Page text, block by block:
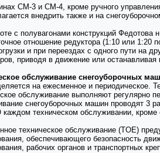
СМ-3 и СМ-4, кроме ручного
внедрить также и на
с полувагонами конструкций
отношение редуктора (1:10 или 1:20
и при переездах с одного пути на
приводя в движение или останавливая
обслуживание снегоуборочных
на ежесменное и периодическое.
обслуживание выполняют регулярно
снегоуборочных машин проводят 3
техническом обслуживании, кроме
техническое обслуживание (TOE)
обеспечивающего безопасность
рабочих органов и транспортных